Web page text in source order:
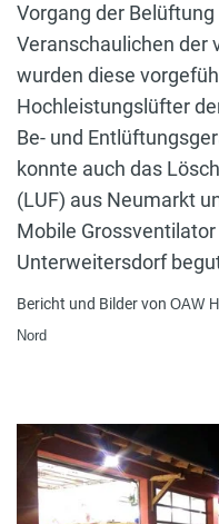
Vorgang der
Veranschaulichen der
wurden diese
Hochleistungslüfter
Be- und
konnte auch das
(LUF) aus Neumarkt
Mobile
Unterweitersdorf
Bericht und Bilder von OAW
Nord